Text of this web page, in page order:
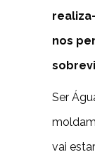
nos
Ser
vai